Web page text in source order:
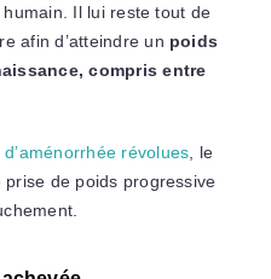
Il lui reste tout de
afin d’atteindre un poids
compris entre
révolues, le
de poids progressive